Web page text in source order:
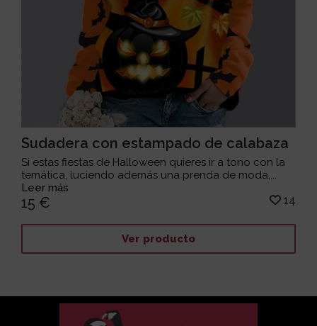
Sudadera con estampado de calabaza
Si estas fiestas de Halloween quieres ir a tono con la
temática, luciendo además una prenda de moda,...
Leer más
15 € 14
Ver producto